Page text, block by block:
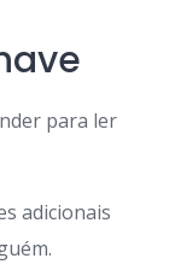
para ler
adicionais